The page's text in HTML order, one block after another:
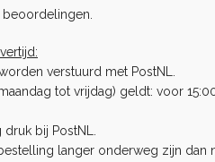
verstuurd met PostNL.
tot vrijdag) geldt: voor
bij PostNL.
langer onderweg zijn dan